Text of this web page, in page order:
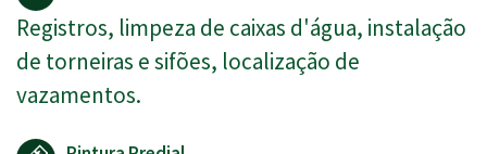
Registros, limpeza de caixas d'água, instalação
de torneiras e sifões, localização de
vazamentos.